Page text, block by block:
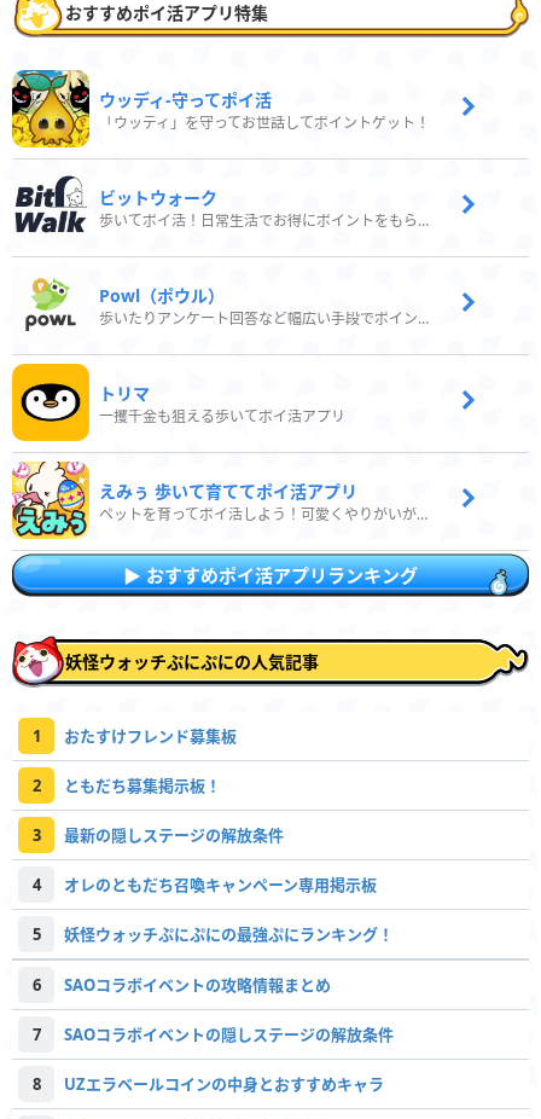
おすすめポイ活アプリ特集
ウッディ‐守ってポイ活
「ウッディ」を守ってお世話してポイントゲット！
ビットウォーク
歩いてポイ活！日常生活でお得にポイントをもらおう
Powl（ポウル）
歩いたりアンケート回答など幅広い手段でポイントをゲット
トリマ
一攫千金も狙える歩いてポイ活アプリ
えみぅ 歩いて育ててポイ活アプリ
ペットを育ってポイ活しよう！可愛くやりがいがある新感覚アプリ
おすすめポイ活アプリランキング
妖怪ウォッチぷにぷにの人気記事
1 おたすけフレンド募集板
2 ともだち募集掲示板！
3 最新の隠しステージの解放条件
4 オレのともだち召喚キャンペーン専用掲示板
5 妖怪ウォッチぷにぷにの最強ぷにランキング！
6 SAOコラボイベントの攻略情報まとめ
7 SAOコラボイベントの隠しステージの解放条件
8 UZエラベールコインの中身とおすすめキャラ